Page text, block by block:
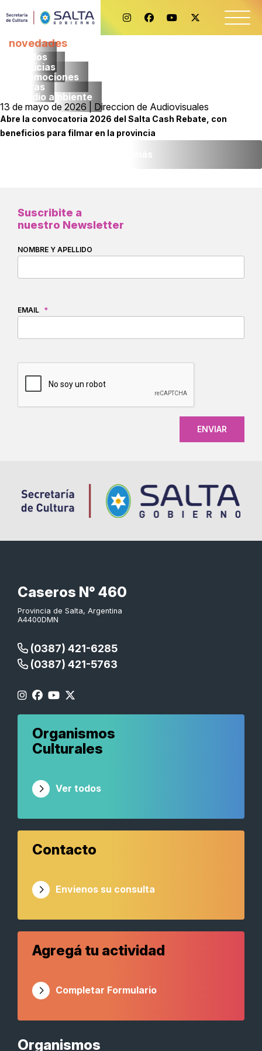
novedades
Todos
noticias
promociones
obras
medio ambiente
13 de mayo de 2026 | Direccion de Audiovisuales
Abre la convocatoria 2026 del Salta Cash Rebate, con
beneficios para filmar en la provincia
Suscribite a
nuestro Newsletter
NOMBRE Y APELLIDO
EMAIL *
Caseros N° 460
Provincia de Salta, Argentina
A4400DMN
(0387) 421-6285
(0387) 421-5763
Organismos
Organismos
Culturales
Ver todos
Contacto
Envienos su consulta
Agregá tu actividad
Completar Formulario